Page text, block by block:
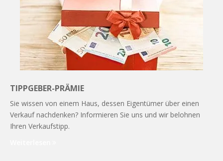
TIPPGEBER-PRÄMIE
Sie wissen von einem Haus, dessen Eigentümer über einen
Verkauf nachdenken? Informieren Sie uns und wir belohnen
Ihren Verkaufstipp.